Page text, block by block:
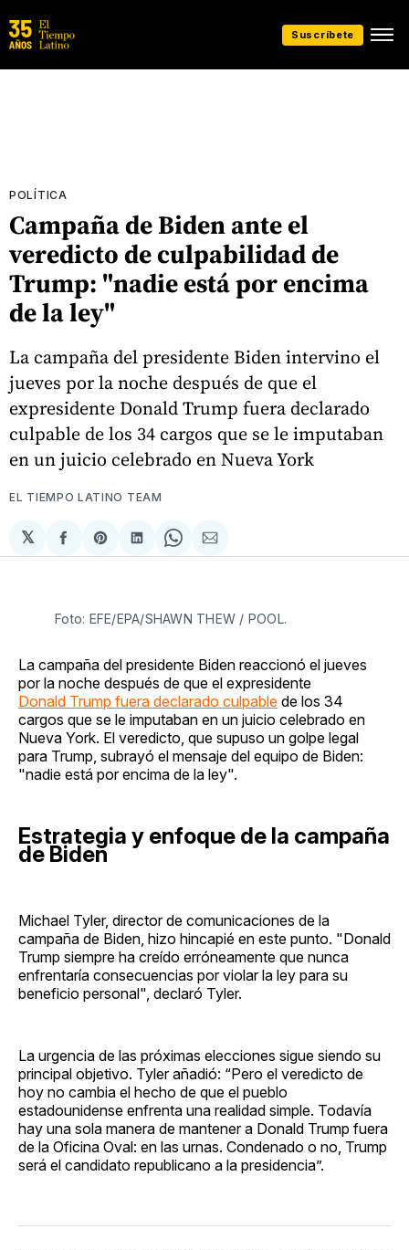
Suscríbete
POLÍTICA
Campaña de Biden ante el
veredicto de culpabilidad de
Trump: "nadie está por encima
de la ley"
La campaña del presidente Biden intervino el
jueves por la noche después de que el
expresidente Donald Trump fuera declarado
culpable de los 34 cargos que se le imputaban
en un juicio celebrado en Nueva York
EL TIEMPO LATINO TEAM
𝕏
Compartir
en
Share
on
Compartir
en
Share
on
Compartir
via
Foto: EFE/EPA/SHAWN THEW / POOL.
La campaña del presidente Biden reaccionó el jueves
por la noche después de que el expresidente
Donald Trump fuera declarado culpable de los 34
cargos que se le imputaban en un juicio celebrado en
Nueva York. El veredicto, que supuso un golpe legal
para Trump, subrayó el mensaje del equipo de Biden:
"nadie está por encima de la ley".
Estrategia y enfoque de la campaña
de Biden
Michael Tyler, director de comunicaciones de la
campaña de Biden, hizo hincapié en este punto. "Donald
Trump siempre ha creído erróneamente que nunca
enfrentaría consecuencias por violar la ley para su
beneficio personal", declaró Tyler.
La urgencia de las próximas elecciones sigue siendo su
principal objetivo. Tyler añadió: “Pero el veredicto de
hoy no cambia el hecho de que el pueblo
estadounidense enfrenta una realidad simple. Todavía
hay una sola manera de mantener a Donald Trump fuera
de la Oficina Oval: en las urnas. Condenado o no, Trump
será el candidato republicano a la presidencia”.